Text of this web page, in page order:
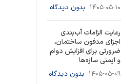
۱۴۰۵-۰۵-۱۰ بدون دیدگاه
رعایت الزامات آب‌بندی
اجزای مدفون ساختمان،
ضرورتی برای افزایش دوام
و ایمنی سازه‌ها
۱۴۰۵-۰۵-۰۹ بدون دیدگاه